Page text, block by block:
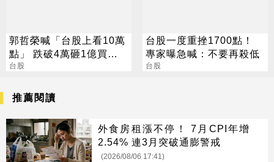
郭哲榮喊「台股上看10萬
點」 跌破4萬砸1億買
0050
台股
台股一度重挫1700點！
專家曝急喊：不要再殺低
台股
推薦閱讀
外食房租漲不停！ 7月CPI年增
2.54% 連3月突破通膨警戒
(2026/08/06 17:41)